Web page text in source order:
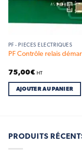
PF - PIÈCES ÉLECTRIQUES
PF Contrôle relais
75,00€ HT
AJOUTER AU PANIER
PRODUITS